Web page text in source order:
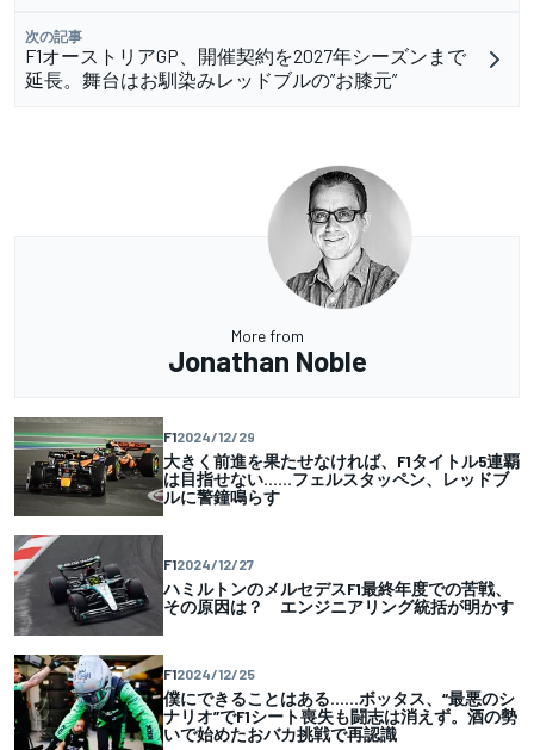
次の記事
F1オーストリアGP、開催契約を2027年シーズンまで
延長。舞台はお馴染みレッドブルの”お膝元”
More from
Jonathan Noble
F12024/12/29
大きく前進を果たせなければ、F1タイトル5連覇
は目指せない……フェルスタッペン、レッドブ
ルに警鐘鳴らす
F12024/12/27
ハミルトンのメルセデスF1最終年度での苦戦、
その原因は？ エンジニアリング統括が明かす
F12024/12/25
僕にできることはある……ボッタス、“最悪のシ
ナリオ”でF1シート喪失も闘志は消えず。酒の勢
いで始めたおバカ挑戦で再認識